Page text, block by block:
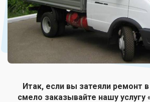
Итак, если вы затеяли ремонт
смело заказывайте нашу услугу